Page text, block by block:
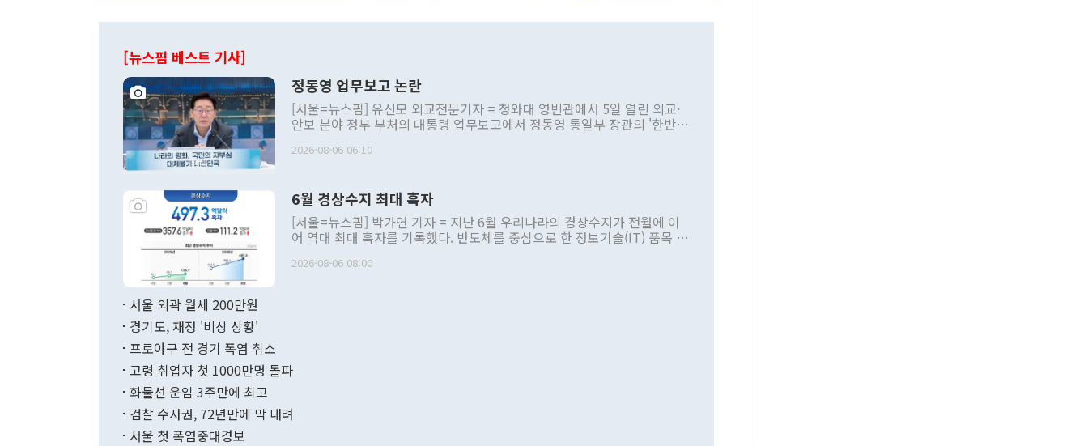
[뉴스핌 베스트 기사]
정동영 업무보고 논란
[서울=뉴스핌] 유신모 외교전문기자 = 청와대 영빈관에서 5일 열린 외교·
안보 분야 정부 부처의 대통령 업무보고에서 정동영 통일부 장관의 '한반도
발언 중에는 정부 내 조율을 거치지 않은 사안을 정책으로 추진하겠다고 공
주의적 희망에 근거한 비현실적 구상'이라는 비판을 내놨다. 그동안 정 장
관의 대북 정책 관련 발언이 물의를 빚은 적은 여러 번 있지만 대통령과 유
관 부처 장관이 공개적으로 부정적 입장을 표명한 것은 이례적이다. 정 장
관의 무리한 대북 접근법과 월권을 제어해야 한다는 목소리도 높아지고 있
다. [정동영 통일부 장관이 지난달 23일 오후 서울 종로구 정부서울청사에
무너졌다고도 했다. 또 "현 시점에서 흘러간 선(先)비핵화만 되뇌는 것은
함께 4자 대화의 동력을 확보하기 위해 최선을 다할 것"이라고 말했다. 하
2026-08-06 06:10
6월 경상수지 최대 흑자
[서울=뉴스핌] 박가연 기자 = 지난 6월 우리나라의 경상수지가 전월에 이
어 역대 최대 흑자를 기록했다. 반도체를 중심으로 한 정보기술(IT) 품목 수
료=한국은행] 한국은행이 6일 발표한 '2026년 6월 국제수지(잠정)'에 따르
며 월간 기준 처음으로 1000억달러를 넘어섰다. 상품수입은 644억8000만
196.9% 급증했고 컴퓨터·주변기기(SSD)는 282.7% 증가했다. IT 품목
수출은 160.4% 늘었으며 비IT 품목도 ▲석유제품(47.5%) ▲화공품
2026-08-06 08:00
서울 외곽 월세 200만원
경기도, 재정 '비상 상황'
프로야구 전 경기 폭염 취소
고령 취업자 첫 1000만명 돌파
화물선 운임 3주만에 최고
검찰 수사권, 72년만에 막 내려
서울 첫 폭염중대경보